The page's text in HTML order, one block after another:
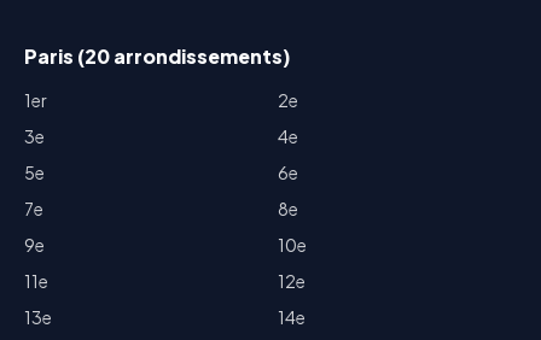
Paris (20 arrondissements)
1er
2e
3e
4e
5e
6e
7e
8e
9e
10e
11e
12e
13e
14e